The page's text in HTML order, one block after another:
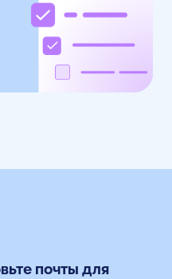
почты для